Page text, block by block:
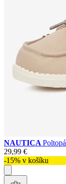
NAUTICA
29,99 €
-15% v košíku